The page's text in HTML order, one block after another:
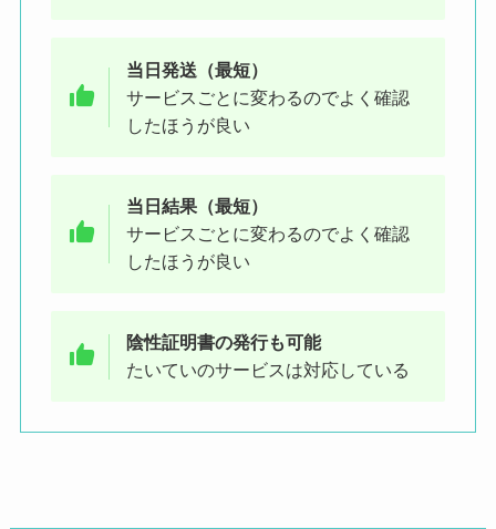
当日発送（最短）
サービスごとに変わるのでよく確認
したほうが良い
当日結果（最短）
サービスごとに変わるのでよく確認
したほうが良い
陰性証明書の発行も可能
たいていのサービスは対応している